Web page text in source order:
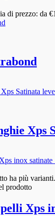
di prezzo: da
Xps
ha più
prodotto
Xps